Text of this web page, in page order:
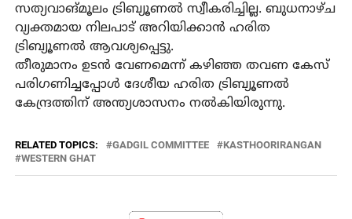
സത്യവാങ്മൂലം ട്രിബ്യൂണല്‍ സ്വീകരിച്ചില്ല. ബുധനാഴ്ച
വ്യക്തമായ നിലപാട് അറിയിക്കാന്‍ ഹരിത
ട്രിബ്യൂണല്‍ ആവശ്യപ്പെട്ടു.
തീരുമാനം ഉടന്‍ വേണമെന്ന് കഴിഞ്ഞ തവണ കേസ്
പരിഗണിച്ചപ്പോള്‍ ദേശീയ ഹരിത ട്രിബ്യൂണല്‍
കേന്ദ്രത്തിന് അന്ത്യശാസനം നല്‍കിയിരുന്നു.
RELATED TOPICS: GADGIL COMMITTEE
KASTHOORIRANGAN
WESTERN GHAT